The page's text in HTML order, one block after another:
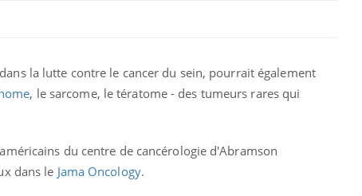
la lutte contre le cancer du sein, pourrait également
, le sarcome, le tératome - des tumeurs rares qui
du centre de cancérologie d'Abramson
dans le Jama Oncology.